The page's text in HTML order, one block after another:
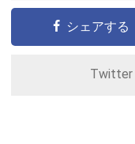
シェアする
Twitter